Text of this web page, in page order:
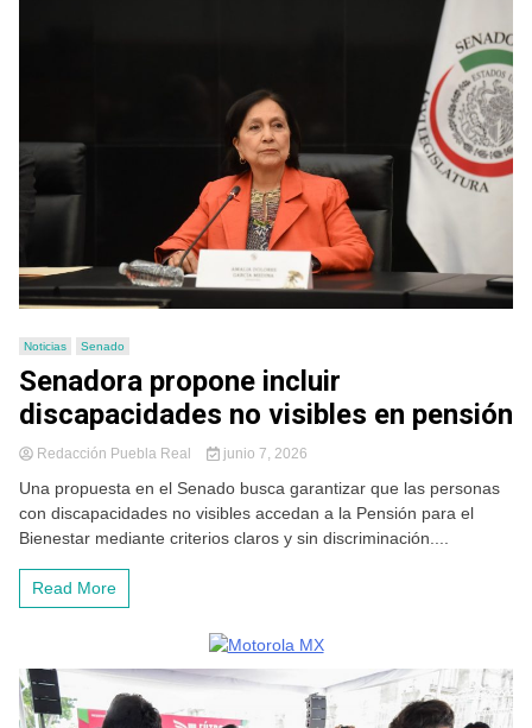
Noticias Senado
Senadora propone incluir
discapacidades no visibles en pensión
Redacción Puebla Real junio 7, 2026
Una propuesta en el Senado busca garantizar que las personas
con discapacidades no visibles accedan a la Pensión para el
Bienestar mediante criterios claros y sin discriminación....
Read More